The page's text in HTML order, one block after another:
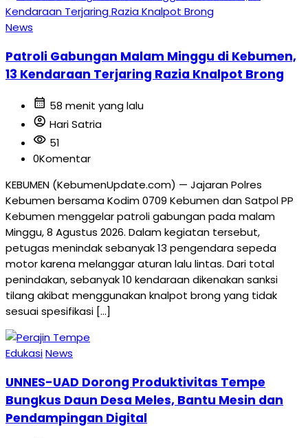
News
Patroli Gabungan Malam Minggu di Kebumen,
13 Kendaraan Terjaring Razia Knalpot Brong
calendar_month 58 menit yang lalu
account_circle Hari Satria
visibility 51
0Komentar
KEBUMEN (KebumenUpdate.com) — Jajaran Polres
Kebumen bersama Kodim 0709 Kebumen dan Satpol PP
Kebumen menggelar patroli gabungan pada malam
Minggu, 8 Agustus 2026. Dalam kegiatan tersebut,
petugas menindak sebanyak 13 pengendara sepeda
motor karena melanggar aturan lalu lintas. Dari total
penindakan, sebanyak 10 kendaraan dikenakan sanksi
tilang akibat menggunakan knalpot brong yang tidak
sesuai spesifikasi […]
EdukasiNews
UNNES-UAD Dorong Produktivitas Tempe
Bungkus Daun Desa Meles, Bantu Mesin dan
Pendampingan Digital